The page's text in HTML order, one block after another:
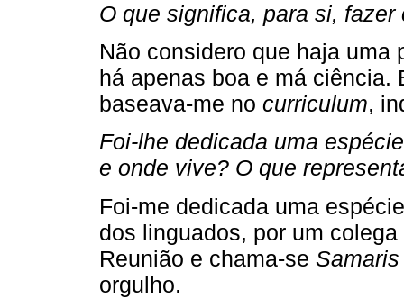
O que significa, para si,
Não considero que haja uma
há apenas boa e má ciência.
baseava-me no curriculum,
Foi-lhe dedicada uma
e onde vive? O que
Foi-me dedicada uma
dos linguados, por um
Reunião e chama-se
orgulho.